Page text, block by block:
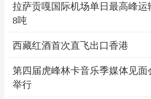
拉萨贡嘎国际机场单日最高峰运
8吨
西藏红酒首次直飞出口香港
第四届虎峰林卡音乐季媒体见面
举行